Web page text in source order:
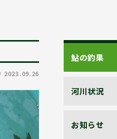
2023.09.26
鮎の釣果
河川状況
お知らせ